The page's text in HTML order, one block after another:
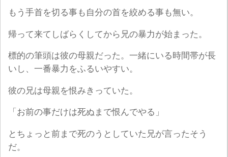
もう手首を切る事も自分の首を絞める事も無い。
帰って来てしばらくしてから兄の暴力が始まった。
標的の筆頭は彼の母親だった。一緒にいる時間帯が長
いし、一番暴力をふるいやすい。
彼の兄は母親を恨みきっていた。
「お前の事だけは死ぬまで恨んでやる」
とちょっと前まで死のうとしていた兄が言ったそう
だ。